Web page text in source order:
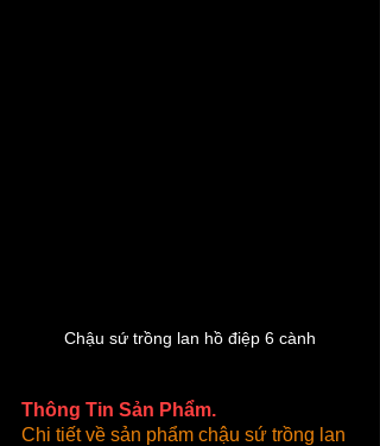
Chậu sứ trồng lan hồ điệp 6 cành
Thông Tin Sản Phẩm.
Chi tiết về sản phẩm chậu sứ trồng lan